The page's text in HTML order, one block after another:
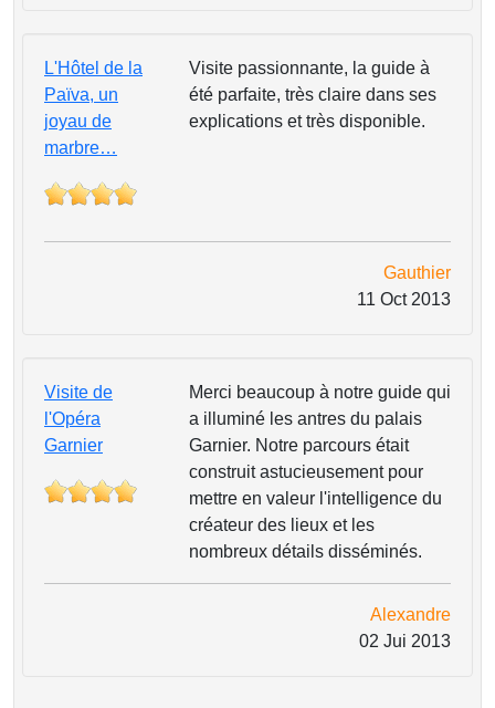
L'Hôtel de la
Païva, un
joyau de
marbre…
Visite passionnante, la guide à
été parfaite, très claire dans ses
explications et très disponible.
Gauthier
11 Oct 2013
Visite de
l'Opéra
Garnier
Merci beaucoup à notre guide qui
a illuminé les antres du palais
Garnier. Notre parcours était
construit astucieusement pour
mettre en valeur l'intelligence du
créateur des lieux et les
nombreux détails disséminés.
Alexandre
02 Jui 2013